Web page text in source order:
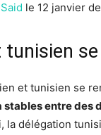
le 12 janvier
tunisien
et tunisien se
entre des
la délégation